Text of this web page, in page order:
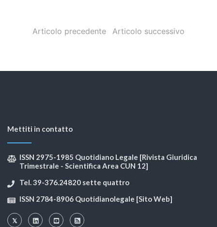
Articolo precedente Articolo successivo
Mettiti in contatto
ISSN 2975-1985 Quotidiano Legale [Rivista Giuridica
Trimestrale - Scientifica Area CUN 12]
Tel. 39-376.24820 sette quattro
ISSN 2784-8906 Quotidianolegale [Sito Web]